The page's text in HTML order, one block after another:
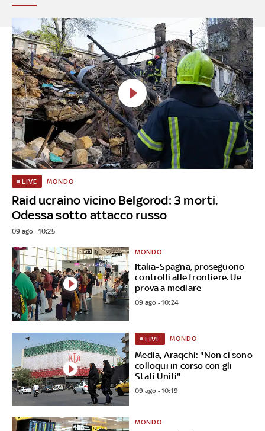
Raid ucraino vicino Belgorod: 3 morti.
Odessa sotto attacco russo
LIVE MONDO
09 ago - 10:25
Italia-Spagna, proseguono
controlli alle frontiere. Ue
prova a mediare
MONDO
09 ago - 10:24
Media, Araqchi: "Non ci sono
colloqui in corso con gli
Stati Uniti"
LIVE MONDO
09 ago - 10:19
MONDO